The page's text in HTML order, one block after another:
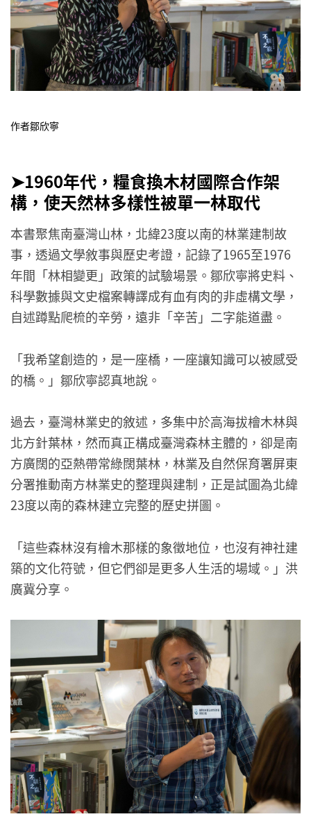
作者鄒欣寧
➤1960年代，糧食換木材國際合作架
構 ，使天然林多樣性被單一林取代
本書聚焦南臺灣山林，北緯23度以南的林業建制故
事，透過文學敘事與歷史考證，記錄了1965至1976
年間「林相變更」政策的試驗場景。鄒欣寧將史料、
科學數據與文史檔案轉譯成有血有肉的非虛構文學，
自述蹲點爬梳的辛勞，遠非「辛苦」二字能道盡。
「我希望創造的，是一座橋，一座讓知識可以被感受
的橋。」鄒欣寧認真地說。
過去，臺灣林業史的敘述，多集中於高海拔檜木林與
北方針葉林，然而真正構成臺灣森林主體的，卻是南
方廣闊的亞熱帶常綠闊葉林，林業及自然保育署屏東
分署推動南方林業史的整理與建制，正是試圖為北緯
23度以南的森林建立完整的歷史拼圖。
「這些森林沒有檜木那樣的象徵地位，也沒有神社建
築的文化符號，但它們卻是更多人生活的場域。」洪
廣冀分享。